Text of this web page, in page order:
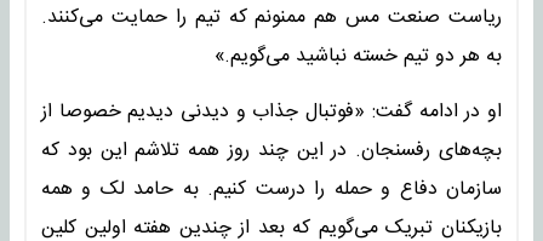
ریاست صنعت مس هم ممنونم که تیم را حمایت می‌کنند.
به هر دو تیم خسته نباشید می‌گویم.»
او در ادامه گفت: «فوتبال جذاب و دیدنی دیدیم خصوصا از
بچه‌های رفسنجان. در این چند روز همه تلاشم این بود که
سازمان دفاع و حمله را درست کنیم. به حامد لک و همه
بازیکنان تبریک می‌گویم که بعد از چندین هفته اولین کلین